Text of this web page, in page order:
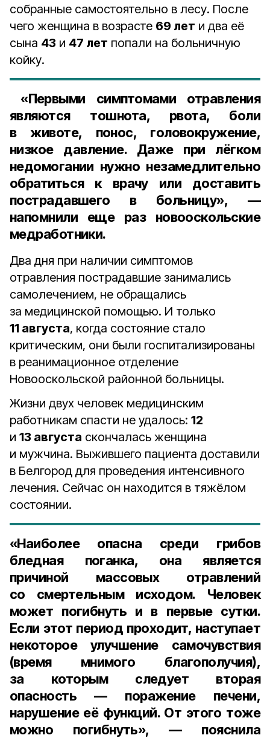
собранные самостоятельно в лесу. После
чего женщина в возрасте 69 лет и два её
сына 43 и 47 лет попали на больничную
койку.
«Первыми симптомами отравления
являются тошнота, рвота, боли
в животе, понос, головокружение,
низкое давление. Даже при лёгком
недомогании нужно незамедлительно
обратиться к врачу или доставить
пострадавшего в больницу», —
напомнили еще раз новооскольские
медработники.
Два дня при наличии симптомов
отравления пострадавшие занимались
самолечением, не обращались
за медицинской помощью. И только
11 августа, когда состояние стало
критическим, они были госпитализированы
в реанимационное отделение
Новооскольской районной больницы.
Жизни двух человек медицинским
работникам спасти не удалось: 12
и 13 августа скончалась женщина
и мужчина. Выжившего пациента доставили
в Белгород для проведения интенсивного
лечения. Сейчас он находится в тяжёлом
состоянии.
«Наиболее опасна среди грибов
бледная поганка, она является
причиной массовых отравлений
со смертельным исходом. Человек
может погибнуть и в первые сутки.
Если этот период проходит, наступает
некоторое улучшение самочувствия
(время мнимого благополучия),
за которым следует вторая
опасность — поражение печени,
нарушение её функций. От этого тоже
можно погибнуть», — пояснила